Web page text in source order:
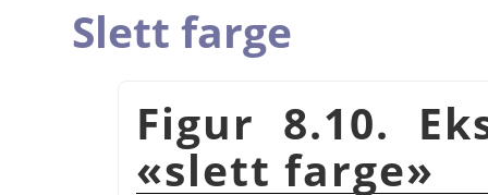
Slett farge
Figur 8.10.
«slett farge»